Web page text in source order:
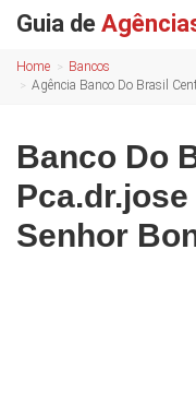
Guia de
Home
Bancos
Agência Banco Do Brasil
Banco Do
Senhor